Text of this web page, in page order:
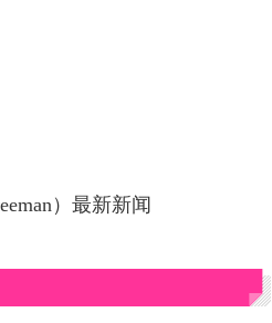
）最新新闻